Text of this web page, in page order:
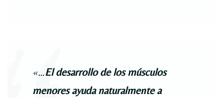
«…El desarrollo de los músculos
menores ayuda naturalmente a